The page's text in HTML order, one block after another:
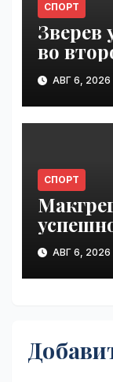
СПОРТ
Зверев
во
АВГ 6, 2026
СПОРТ
на ноге
АВГ 6, 2026